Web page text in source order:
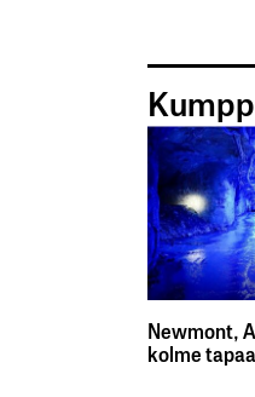
Newmont,
kolme